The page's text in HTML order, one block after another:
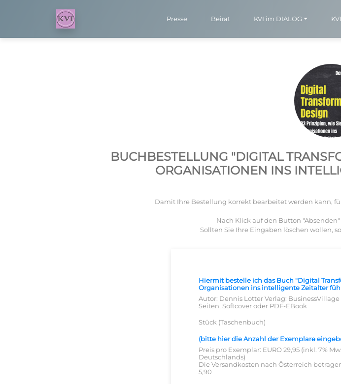
Presse Beirat KVI im DIALOG
BUCHBESTELLUNG "DIGITAL
ORGANISATIONEN INS
Damit Ihre Bestellung korrekt bearbeitet werden kann,
Nach Klick auf den Button
Sollten Sie Ihre Eingaben löschen wollen,
Hiermit bestelle ich das Buch "Digital
Organisationen ins intelligente Zeitalter
Autor: Dennis Lotter Verlag: BusinessVillage
Seiten, Softcover oder PDF-EBook
Stück (Taschenbuch)
(bitte hier die Anzahl der Exemplare
Preis pro Exemplar: EURO 29,95 (inkl. 7%
Deutschlands)
Die Versandkosten nach Österreich
5,90